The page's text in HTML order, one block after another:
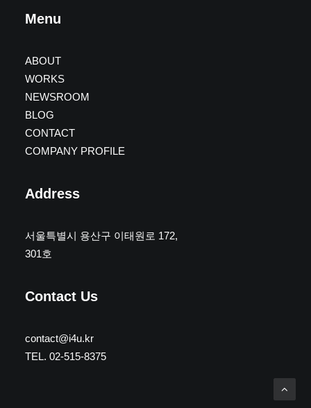
Menu
ABOUT
WORKS
NEWSROOM
BLOG
CONTACT
COMPANY PROFILE
Address
서울특별시 용산구 이태원로 172,
301호
Contact Us
contact@i4u.kr
TEL. 02-515-8375